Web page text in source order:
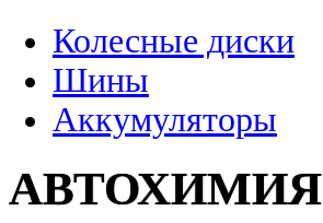
Колесные диски
Шины
Аккумуляторы
АВТОХИМИЯ